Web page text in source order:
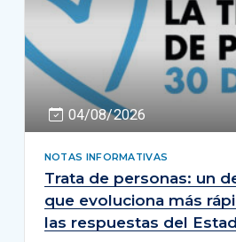
04/08/2026
NOTAS INFORMATIVAS
Trata de personas: un
que evoluciona más
las respuestas del